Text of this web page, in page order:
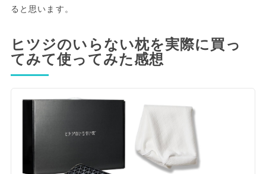
ると思います。
ヒツジのいらない枕を実際に買っ
てみて使ってみた感想